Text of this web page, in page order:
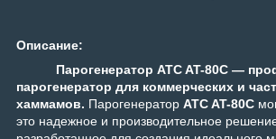
Описание:
Парогенератор ATC AT-80C —
парогенератор для коммерческих и
хаммамов. Парогенератор ATC AT-80C
это надежное и производительное